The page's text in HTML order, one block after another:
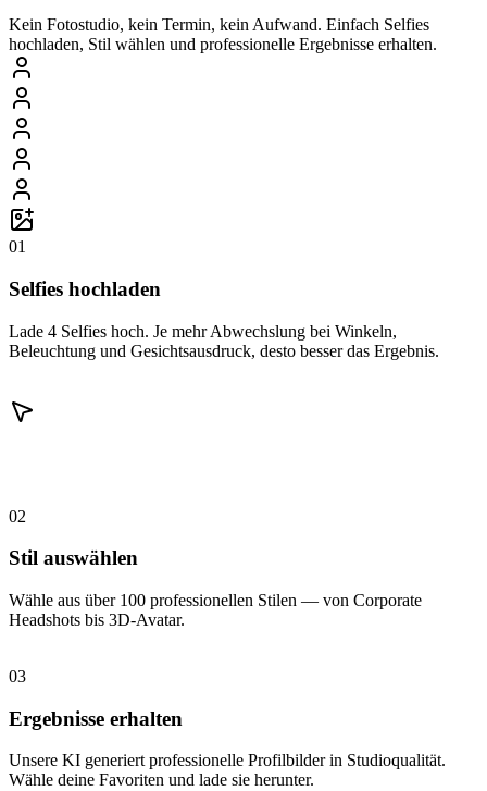
Kein Fotostudio, kein Termin, kein Aufwand. Einfach Selfies
hochladen, Stil wählen und professionelle Ergebnisse erhalten.
01
Selfies hochladen
Lade 4 Selfies hoch. Je mehr Abwechslung bei Winkeln,
Beleuchtung und Gesichtsausdruck, desto besser das Ergebnis.
02
Stil auswählen
Wähle aus über 100 professionellen Stilen — von Corporate
Headshots bis 3D-Avatar.
03
Ergebnisse erhalten
Unsere KI generiert professionelle Profilbilder in Studioqualität.
Wähle deine Favoriten und lade sie herunter.